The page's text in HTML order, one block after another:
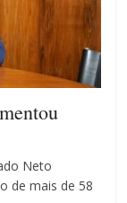
Neto
de mais de 58